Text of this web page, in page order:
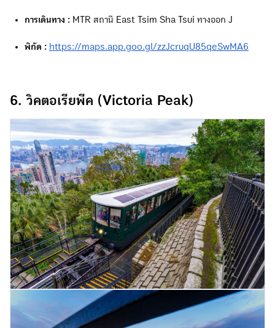
การเดินทาง : MTR สถานี East Tsim Sha Tsui ทางออก J
พิกัด : https://maps.app.goo.gl/zzJcruqU85qeSwMA6
6. วิคตอเรียพีค (Victoria Peak)